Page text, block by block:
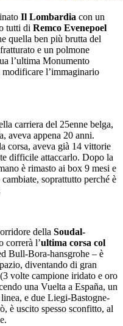
Il Lombardia con un
tutti di Remco Evenepoel
quella ben più brutta del
e un polmone
l’ultima Monumento
l’immaginario
carriera del 25enne belga,
aveva appena 20 anni.
corsa, aveva già 14 vittorie
difficile attaccarlo. Dopo la
è rimasto ai box 9 mesi e
soprattutto perché è
della Soudal-
correrà l’ultima corsa col
Bull-Bora-hansgrohe – è
diventando di gran
volte campione iridato e oro
una Vuelta a España, un
e due Liegi-Bastogne-
è uscito spesso sconfitto, al